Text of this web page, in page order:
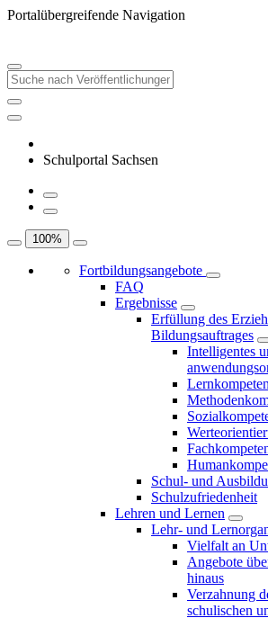
Portalübergreifende Navigation
Schulportal Sachsen
100%
Fortbildungsangebote
FAQ
Ergebnisse
Erfüllung des
Bildungsauftrages
Intelligentes
Schul- und
Schulzufriedenheit
Lehren und Lernen
Lehr- und
Vielfalt an
Angebote
hinaus
Verzahnung
schulischen